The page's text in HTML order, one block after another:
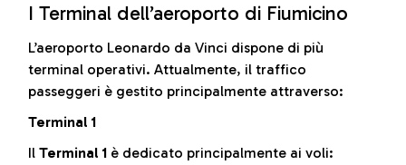
I Terminal dell’aeroporto di Fiumicino
L’aeroporto Leonardo da Vinci dispone di più
terminal operativi. Attualmente, il traffico
passeggeri è gestito principalmente attraverso:
Terminal 1
Il Terminal 1 è dedicato principalmente ai voli: